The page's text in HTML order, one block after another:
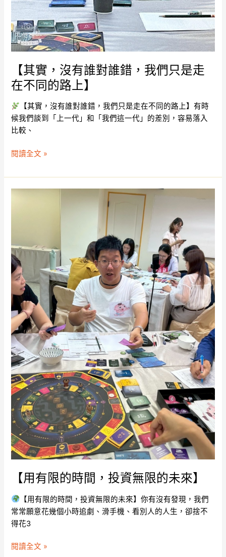
【其實，沒有誰對誰錯，我們只是走
在不同的路上】
【其實，沒有誰對誰錯，我們只是走在不同的路上】有時
候我們談到「上一代」和「我們這一代」的差別，容易落入
比較、
上】
閱讀全文 »
【用有限的時間，投資無限的未來】
【用有限的時間，投資無限的未來】你有沒有發現，我們
常常願意花幾個小時追劇、滑手機、看別人的人生，卻捨不
得花3
間，
投
資
限
的
未
來】
閱讀全文 »